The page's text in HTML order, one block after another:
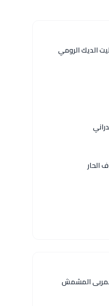
الديك الرومي
الحار
بمربى المشمش